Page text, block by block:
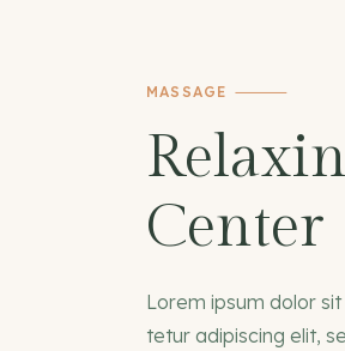
MASSAGE
Center
Lorem ipsum dolor
tetur adipiscing elit,